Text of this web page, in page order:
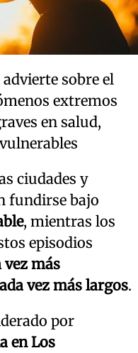
sobre el
extremos
en salud,
ciudades y
fundirse bajo
, mientras los
episodios
vez más
vez más largos.
por
en Los